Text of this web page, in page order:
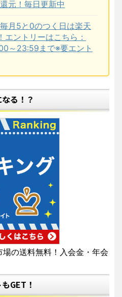
元！毎日更新中
月5と0のつく日は楽天
ントリーはこちら：
～23:59まで※要エント
る！？
の送料無料！入会金・年会
GET！